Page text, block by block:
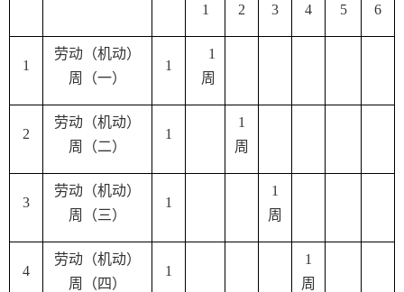
1 2 3 4 5 6
1
劳动（机动）
周（一）
1
1
周
2
劳动（机动）
周（二）
1
1
周
3
劳动（机动）
周（三）
1
1
周
4
劳动（机动）
周（四）
1
1
周